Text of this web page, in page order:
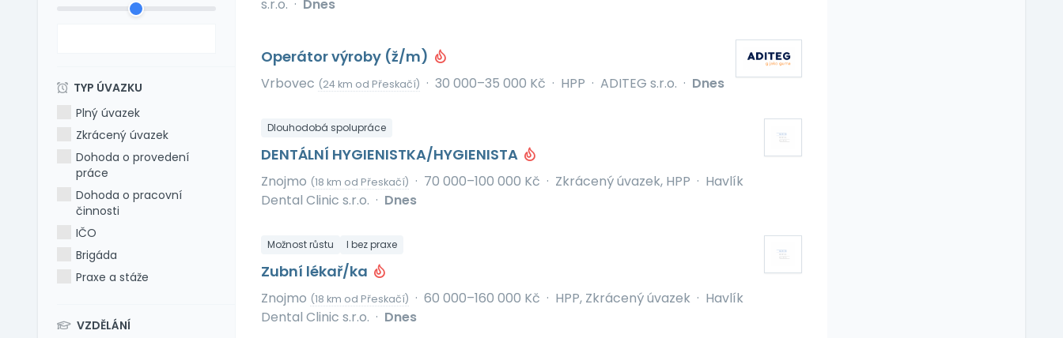
TYP ÚVAZKU
Plný úvazek
Zkrácený úvazek
Dohoda o provedení
práce
Dohoda o pracovní
činnosti
IČO
Brigáda
Praxe a stáže
VZDĚLÁNÍ
s.r.o. · Dnes
Operátor výroby (ž/m)
Vrbovec (24 km od Přeskačí) · 30 000–35 000 Kč · HPP · ADITEG s.r.o. · Dnes
Dlouhodobá spolupráce
DENTÁLNÍ HYGIENISTKA/HYGIENISTA
Znojmo (18 km od Přeskačí) · 70 000–100 000 Kč · Zkrácený úvazek, HPP · Havlík
Dental Clinic s.r.o. · Dnes
Možnost růstu I bez praxe
Zubní lékař/ka
Znojmo (18 km od Přeskačí) · 60 000–160 000 Kč · HPP, Zkrácený úvazek · Havlík
Dental Clinic s.r.o. · Dnes